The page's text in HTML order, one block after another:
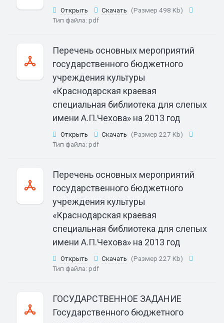
Открыть Скачать
(Размер 498 Kb)
Тип файла: pdf
Перечень основных мероприятий
государственного бюджетного
учреждения культуры
«Краснодарская краевая
специальная библиотека для слепых
имени А.П.Чехова» на 2013 год
Открыть Скачать
(Размер 227 Kb)
Тип файла: pdf
Перечень основных мероприятий
государственного бюджетного
учреждения культуры
«Краснодарская краевая
специальная библиотека для слепых
имени А.П.Чехова» на 2013 год
Открыть Скачать
(Размер 227 Kb)
Тип файла: pdf
ГОСУДАРСТВЕННОЕ ЗАДАНИЕ
Государственного бюджетного